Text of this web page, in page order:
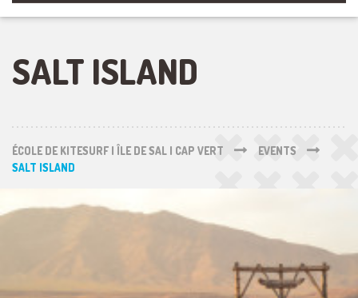
SALT ISLAND
ÉCOLE DE KITESURF | ÎLE DE SAL | CAP VERT
EVENTS
SALT ISLAND